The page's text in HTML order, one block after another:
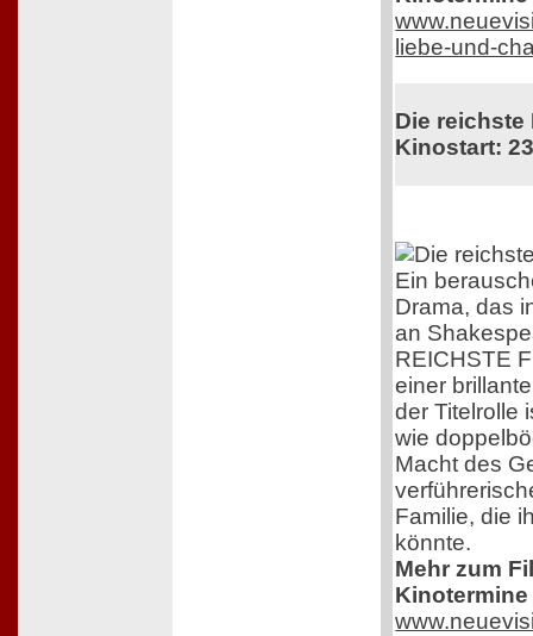
liebe-und-
Die reichste
Kinostart:
Ein
Drama, das
an
REICHSTE
einer
der Titelrolle
wie
Macht des
Familie, die
könnte.
Mehr zum